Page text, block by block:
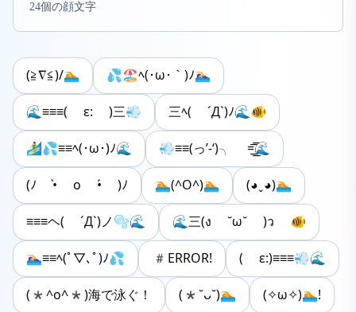
24個の顔文字
(≧∇≦)/🏊 💦🏖️ﾍ(･ω･｀)ﾉ🏊‍♀️
🌊≡≡≡( ε: )三💨 三ﾍ( ´Д`)ﾉ🌊🐠
🏄‍♂️💦≡≡ﾍ(･ω･)ﾉ🌊 💨≡≡(っ’-‘)╮ =͟͟͞͞🌊
(ﾉ •̀ o •́ )ﾉ 🏊(^O^)🏊 (◕ˬ◕)🏊
≡≡≡ヘ( ´Д`)ノ🫧🌊 🌊三(ง ˘ω˘ )ว 🐠
🏊‍♀️≡≡ﾍ(ﾟ▽､ﾟ)ﾉ💦 #ERROR! ( ε:)≡≡≡💨🌊
(*^o^*)海で泳ぐ！ (*˘ᴗ˘)🏊 (✧ω✧)🏊!